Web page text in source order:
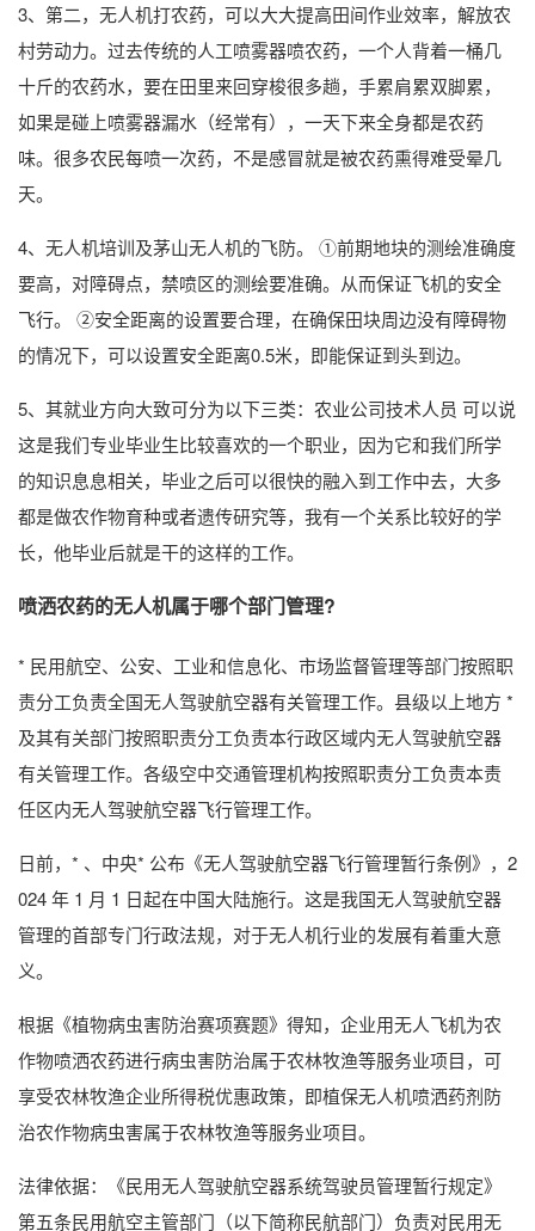
3、第二，无人机打农药，可以大大提高田间作业效率，解放农
村劳动力。过去传统的人工喷雾器喷农药，一个人背着一桶几
十斤的农药水，要在田里来回穿梭很多趟，手累肩累双脚累，
如果是碰上喷雾器漏水（经常有），一天下来全身都是农药
味。很多农民每喷一次药，不是感冒就是被农药熏得难受晕几
天。
4、无人机培训及茅山无人机的飞防。 ①前期地块的测绘准确度
要高，对障碍点，禁喷区的测绘要准确。从而保证飞机的安全
飞行。 ②安全距离的设置要合理，在确保田块周边没有障碍物
的情况下，可以设置安全距离0.5米，即能保证到头到边。
5、其就业方向大致可分为以下三类：农业公司技术人员 可以说
这是我们专业毕业生比较喜欢的一个职业，因为它和我们所学
的知识息息相关，毕业之后可以很快的融入到工作中去，大多
都是做农作物育种或者遗传研究等，我有一个关系比较好的学
长，他毕业后就是干的这样的工作。
喷洒农药的无人机属于哪个部门管理?
* 民用航空、公安、工业和信息化、市场监督管理等部门按照职
责分工负责全国无人驾驶航空器有关管理工作。县级以上地方 *
及其有关部门按照职责分工负责本行政区域内无人驾驶航空器
有关管理工作。各级空中交通管理机构按照职责分工负责本责
任区内无人驾驶航空器飞行管理工作。
日前，* 、中央* 公布《无人驾驶航空器飞行管理暂行条例》，2
024 年 1 月 1 日起在中国大陆施行。这是我国无人驾驶航空器
管理的首部专门行政法规，对于无人机行业的发展有着重大意
义。
根据《植物病虫害防治赛项赛题》得知，企业用无人飞机为农
作物喷洒农药进行病虫害防治属于农林牧渔等服务业项目，可
享受农林牧渔企业所得税优惠政策，即植保无人机喷洒药剂防
治农作物病虫害属于农林牧渔等服务业项目。
法律依据：《民用无人驾驶航空器系统驾驶员管理暂行规定》
第五条民用航空主管部门（以下简称民航部门）负责对民用无